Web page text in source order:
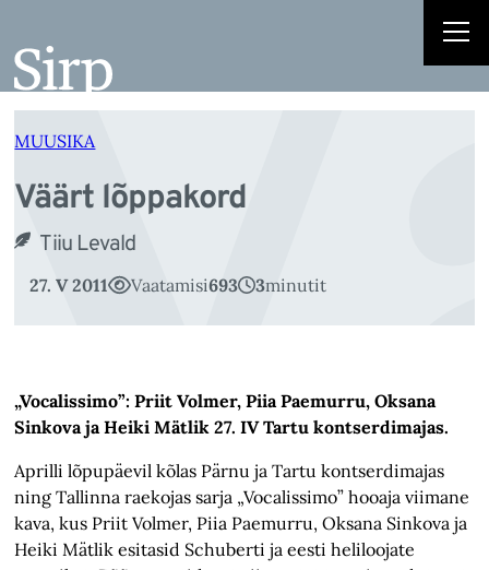
juurde
MUUSIKA
Väärt lõppakord
Tiiu Levald
27. V 2011 Vaatamisi693 3minutit
„Vocalissimo”: Priit Volmer, Piia Paemurru, Oksana
Sinkova ja Heiki Mätlik 27. IV Tartu kontserdimajas.
Aprilli lõpupäevil kõlas Pärnu ja Tartu kontserdimajas
ning Tallinna raekojas sarja „Vocalissimo” hooaja viimane
kava, kus Priit Volmer, Piia Paemurru, Oksana Sinkova ja
Heiki Mätlik esitasid Schuberti ja eesti heliloojate